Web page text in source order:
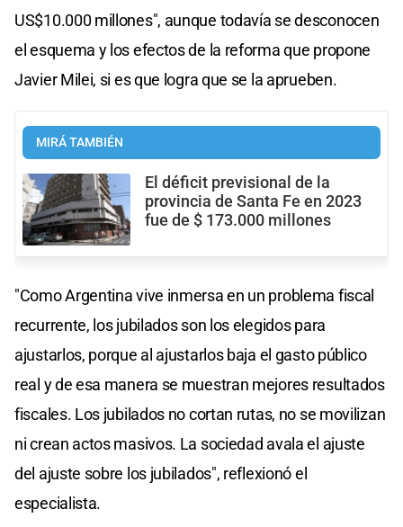
US$10.000 millones", aunque todavía se desconocen
el esquema y los efectos de la reforma que propone
Javier Milei, si es que logra que se la aprueben.
MIRÁ TAMBIÉN
El déficit previsional de la
provincia de Santa Fe en 2023
fue de $ 173.000 millones
"Como Argentina vive inmersa en un problema fiscal
recurrente, los jubilados son los elegidos para
ajustarlos, porque al ajustarlos baja el gasto público
real y de esa manera se muestran mejores resultados
fiscales. Los jubilados no cortan rutas, no se movilizan
ni crean actos masivos. La sociedad avala el ajuste
del ajuste sobre los jubilados", reflexionó el
especialista.